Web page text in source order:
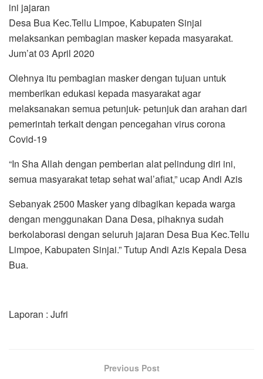
ini jajaran
Desa Bua Kec.Tellu Limpoe, Kabupaten Sinjai
melaksankan pembagian masker kepada masyarakat.
Jum’at 03 April 2020
Olehnya itu pembagian masker dengan tujuan untuk
memberikan edukasi kepada masyarakat agar
melaksanakan semua petunjuk- petunjuk dan arahan dari
pemerintah terkait dengan pencegahan virus corona
Covid-19
“In Sha Allah dengan pemberian alat pelindung diri ini,
semua masyarakat tetap sehat wal’afiat,” ucap Andi Azis
Sebanyak 2500 Masker yang dibagikan kepada warga
dengan menggunakan Dana Desa, pihaknya sudah
berkolaborasi dengan seluruh jajaran Desa Bua Kec.Tellu
Limpoe, Kabupaten Sinjai.” Tutup Andi Azis Kepala Desa
Bua.
Laporan : Jufri
Previous Post